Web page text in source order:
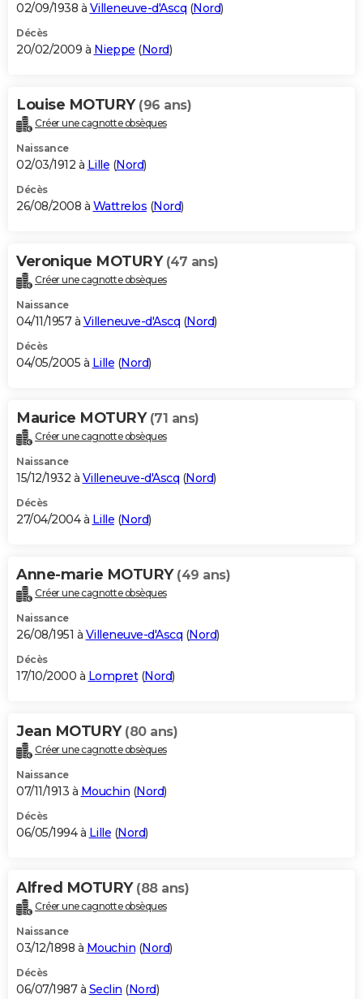
02/09/1938 à Villeneuve-d'Ascq (Nord)
Décès
20/02/2009 à Nieppe (Nord)
Louise MOTURY (96 ans)
Créer une cagnotte obsèques
Naissance
02/03/1912 à Lille (Nord)
Décès
26/08/2008 à Wattrelos (Nord)
Veronique MOTURY (47 ans)
Créer une cagnotte obsèques
Naissance
04/11/1957 à Villeneuve-d'Ascq (Nord)
Décès
04/05/2005 à Lille (Nord)
Maurice MOTURY (71 ans)
Créer une cagnotte obsèques
Naissance
15/12/1932 à Villeneuve-d'Ascq (Nord)
Décès
27/04/2004 à Lille (Nord)
Anne-marie MOTURY (49 ans)
Créer une cagnotte obsèques
Naissance
26/08/1951 à Villeneuve-d'Ascq (Nord)
Décès
17/10/2000 à Lompret(Nord)
Jean MOTURY (80 ans)
Créer une cagnotte obsèques
Naissance
07/11/1913 à Mouchin (Nord)
Décès
06/05/1994 à Lille (Nord)
Alfred MOTURY (88 ans)
Créer une cagnotte obsèques
Naissance
03/12/1898 à Mouchin (Nord)
Décès
06/07/1987 à Seclin (Nord)